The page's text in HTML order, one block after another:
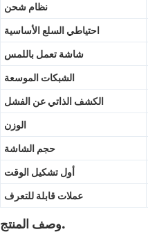
نظام شحن
احتياطي السلع الأساسية
شاشة تعمل باللمس
الشبكات الموسعة
الكشف الذاتي عن الفشل
الوزن
حجم الشاشة
أول تشكيل الوقت
عملات قابلة للتعرف
وصف المنتج.